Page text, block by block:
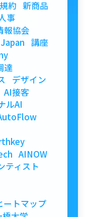
約 新商品
事
報協会
講座
達
デザイン
AI接客
ルAI
AINOW
ティスト
ートマップ